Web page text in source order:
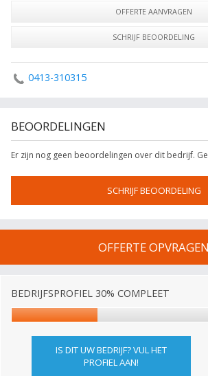
OFFERTE AANVRAGEN
SCHRIJF BEOORDELING
0413-310315
BEOORDELINGEN
Er zijn nog geen beoordelingen over dit bedrijf.
SCHRIJF BEOORDELING
OFFERTE OPVRAGEN
BEDRIJFSPROFIEL 30% COMPLEET
IS DIT UW BEDRIJF? VUL HET
PROFIEL AAN!